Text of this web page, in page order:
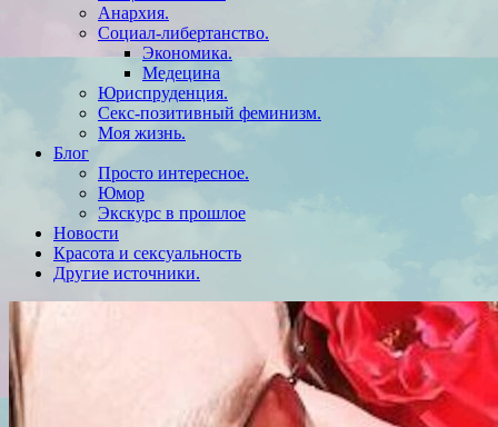
Анархия.
Социал-либертанство.
Экономика.
Медецина
Юриспруденция.
Секс-позитивный феминизм.
Моя жизнь.
Блог
Просто интересное.
Юмор
Экскурс в прошлое
Новости
Красота и сексуальность
Другие источники.